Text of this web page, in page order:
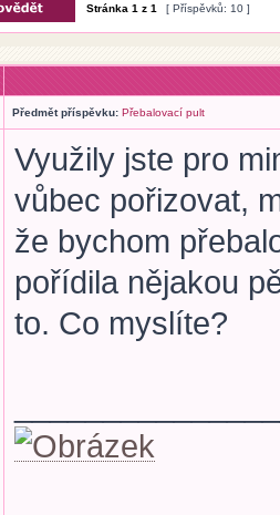
Stránka1 z1 [ Příspěvků: 10 ]
Předmět příspěvku: Přebalovací pult
Využily jste pro
vůbec pořizovat,
že bychom
pořídila nějakou
to. Co myslíte?